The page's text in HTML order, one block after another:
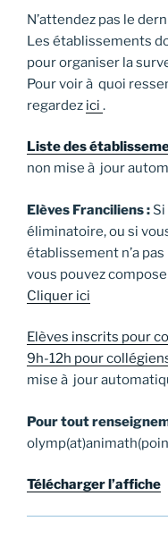
N’attendez pas le
Les établissements
pour organiser la
Pour voir à quoi
regardez ici .
Liste des
non mise à jour
Elèves Franciliens :
éliminatoire, ou si
établissement n’a
vous pouvez
Cliquer ici
Elèves inscrits pour
9h-12h pour
mise à jour
Pour tout
Télécharger l’affiche